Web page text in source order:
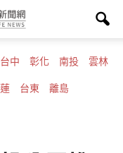
台中 彰化 南投 雲林
台東 離島